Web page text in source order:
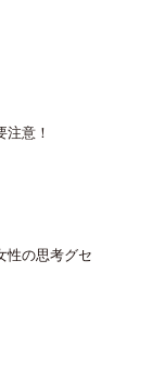
注意！
性の思考グセ